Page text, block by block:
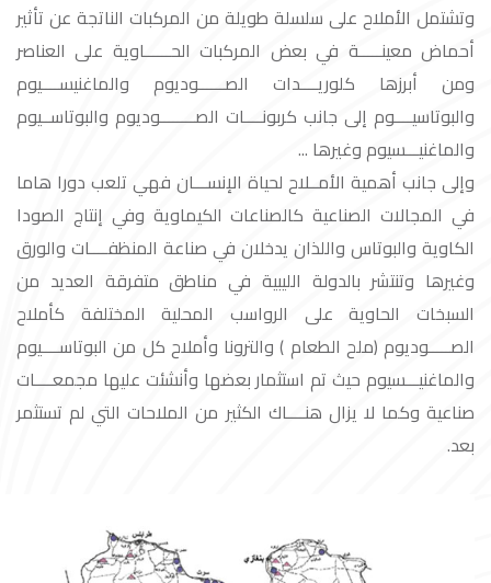
وتشتمل الأملاح على سلسلة طويلة من المركبات الناتجة عن تأثير
أحماض معينـــــة في بعض المركبات الحــــــاوية على العناصر
ومن أبرزها كلوريــــدات الصــــــوديوم والماغنيســــيوم
والبوتاسيــــوم إلى جانب كربونــــات الصــــــــوديوم والبوتاســيوم
والماغنيـــسيوم وغيرها ...
وإلى جانب أهمية الأمــلاح لحياة الإنســـان فهي تلعب دورا هاما
في المجالات الصناعية كالصناعات الكيماوية وفي إنتاج الصودا
الكاوية والبوتاس واللذان يدخلان في صناعة المنظفــــات والورق
وغيرها وتنتشر بالدولة الليبية في مناطق متفرقة العديد من
السبخات الحاوية على الرواسب المحلية المختلفة كأملاح
الصـــــوديوم (ملح الطعام ) والترونا وأملاح كل من البوتاســــيوم
والماغنيـــسيوم حيث تم استثمار بعضها وأنشئت عليها مجمعــــات
صناعية وكما لا يزال هنــــاك الكثير من الملاحات التي لم تستثمر
بعد.